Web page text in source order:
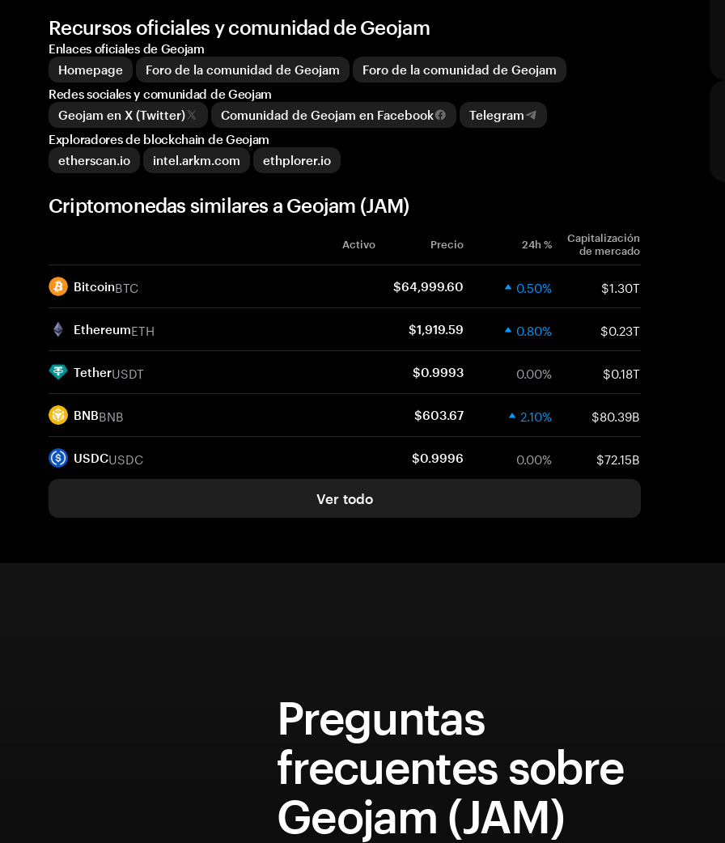
Recursos oficiales y comunidad de Geojam
Enlaces oficiales de Geojam
Homepage
Foro de la comunidad de Geojam
Foro de la comunidad de Geojam
Redes sociales y comunidad de Geojam
Geojam en X (Twitter)
Comunidad de Geojam en Facebook
Telegram
Exploradores de blockchain de Geojam
etherscan.io
intel.arkm.com ethplorer.io
Criptomonedas similares a Geojam (JAM)
Activo Precio 24h %
Capitalización
de mercado
BitcoinBTC $64,999.60 0.50% $1.30T
EthereumETH $1,919.59 0.80% $0.23T
TetherUSDT $0.9993 0.00% $0.18T
BNBBNB $603.67 2.10% $80.39B
USDCUSDC $0.9996 0.00% $72.15B
Ver todo
Preguntas
frecuentes sobre
Geojam (JAM)